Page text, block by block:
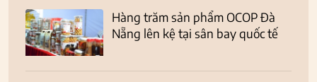
Hàng trăm sản phẩm OCOP Đà
Nẵng lên kệ tại sân bay quốc tế